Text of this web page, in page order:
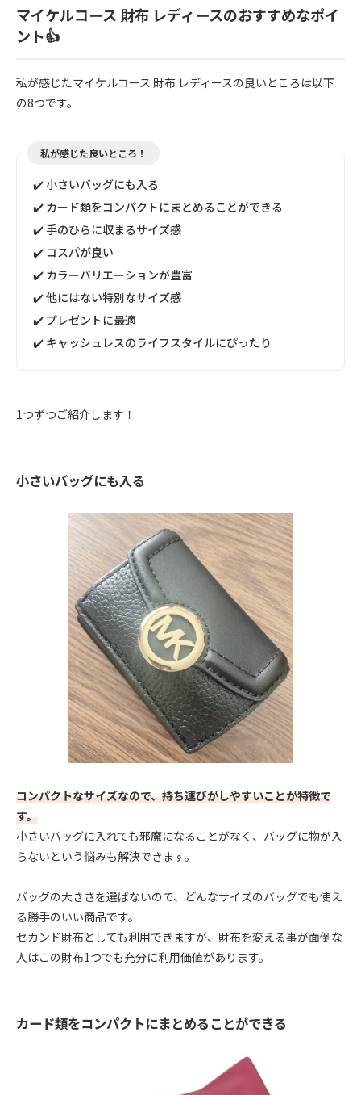
マイケルコース 財布 レディースのおすすめなポイ
ント👍
私が感じたマイケルコース 財布 レディースの良いところは以下
の8つです。
私が感じた良いところ！
✔️ 小さいバッグにも入る
✔️ カード類をコンパクトにまとめることができる
✔️ 手のひらに収まるサイズ感
✔️ コスパが良い
✔️ カラーバリエーションが豊富
✔️ 他にはない特別なサイズ感
✔️ プレゼントに最適
✔️ キャッシュレスのライフスタイルにぴったり
1つずつご紹介します！
小さいバッグにも入る
コンパクトなサイズなので、持ち運びがしやすいことが特徴で
す。
小さいバッグに入れても邪魔になることがなく、バッグに物が入
らないという悩みも解決できます。
バッグの大きさを選ばないので、どんなサイズのバッグでも使え
る勝手のいい商品です。
セカンド財布としても利用できますが、財布を変える事が面倒な
人はこの財布1つでも充分に利用価値があります。
カード類をコンパクトにまとめることができる